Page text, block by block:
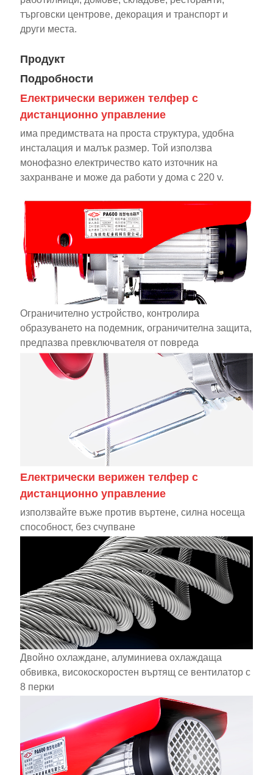
търговски центрове, декорация и транспорт и
други места.
Продукт
Подробности
Електрически верижен телфер с
дистанционно управление
има предимствата на проста структура, удобна
инсталация и малък размер. Той използва
монофазно електричество като източник на
захранване и може да работи у дома с 220 v.
Ограничително устройство, контролира
образуването на подемник, ограничителна защита,
предпазва превключвателя от повреда
Електрически верижен телфер с
дистанционно управление
използвайте въже против въртене, силна носеща
способност, без счупване
Двойно охлаждане, алуминиева охлаждаща
обвивка, високоскоростен въртящ се вентилатор с
8 перки